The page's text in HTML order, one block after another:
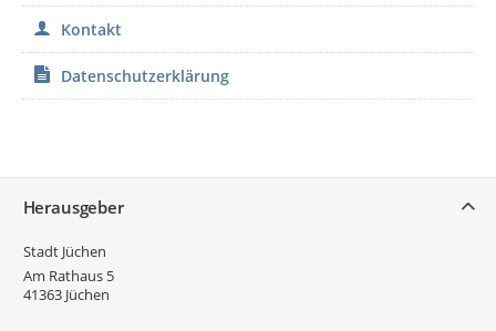
Kontakt
Datenschutzerklärung
Herausgeber
Stadt Jüchen
Am Rathaus 5
41363 Jüchen